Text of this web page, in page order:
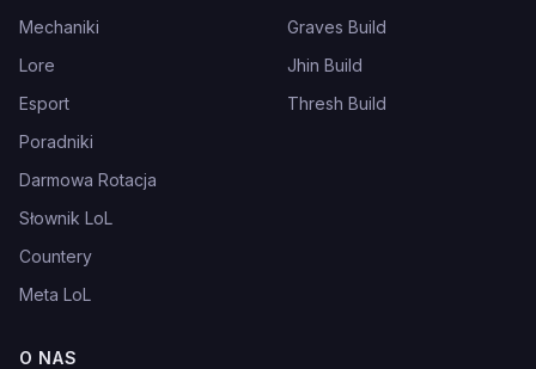
Mechaniki
Lore
Esport
Poradniki
Darmowa Rotacja
Słownik LoL
Countery
Meta LoL
Graves Build
Jhin Build
Thresh Build
O NAS